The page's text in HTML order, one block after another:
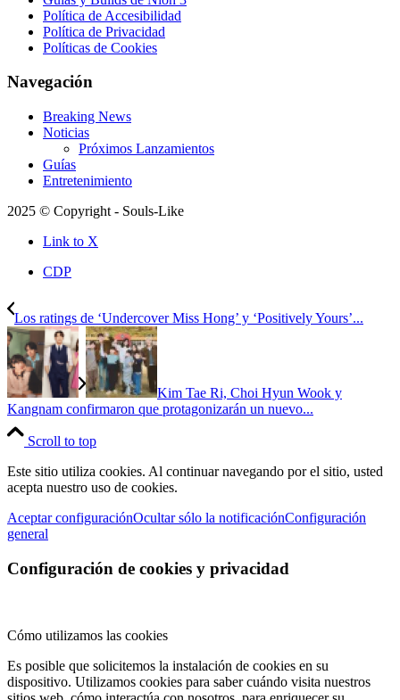
Política de Accesibilidad
Política de Privacidad
Políticas de Cookies
Navegación
Breaking News
Noticias
Próximos Lanzamientos
Guías
Entretenimiento
2025 © Copyright - Souls-Like
Link to X
CDP
Los ratings de ‘Undercover Miss Hong’ y ‘Positively Yours’...
Kim Tae Ri, Choi Hyun Wook y
Kangnam confirmaron que protagonizarán un nuevo...
Scroll to top
Este sitio utiliza cookies. Al continuar navegando por el sitio, usted
acepta nuestro uso de cookies.
Aceptar configuraciónOcultar sólo la notificaciónConfiguración
general
Configuración de cookies y privacidad
Cómo utilizamos las cookies
Es posible que solicitemos la instalación de cookies en su
dispositivo. Utilizamos cookies para saber cuándo visita nuestros